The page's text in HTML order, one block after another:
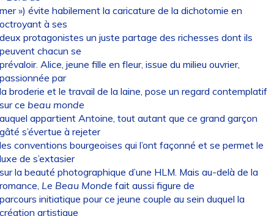
») évite habilement la caricature de la dichotomie en
à ses
protagonistes un juste partage des richesses dont ils
chacun se
Alice, jeune fille en fleur, issue du milieu ouvrier,
par
broderie et le travail de la laine, pose un regard contemplatif
ce beau monde
appartient Antoine, tout autant que ce grand garçon
s’évertue à rejeter
conventions bourgeoises qui l’ont façonné et se permet le
de s’extasier
la beauté photographique d’une HLM. Mais au-delà de la
Le Beau Monde fait aussi figure de
initiatique pour ce jeune couple au sein duquel la
artistique